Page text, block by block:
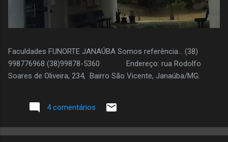
Faculdades FUNORTE JANAÚBA Somos referência... (38)
998776968 (38)99878-5360 Endereço: rua Rodolfo
Soares de Oliveira, 234, Bairro São Vicente, Janaúba/MG.
4 comentários